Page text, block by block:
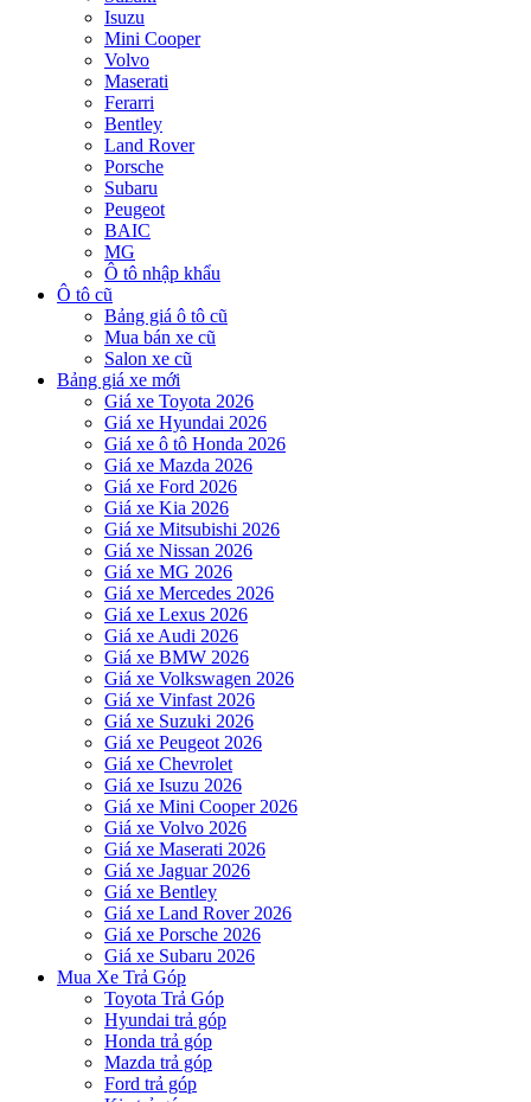
Isuzu
Mini Cooper
Volvo
Maserati
Ferarri
Bentley
Land Rover
Porsche
Subaru
Peugeot
BAIC
MG
Ô tô nhập khẩu
Ô tô cũ
Bảng giá ô tô cũ
Mua bán xe cũ
Salon xe cũ
Bảng giá xe mới
Giá xe Toyota 2026
Giá xe Hyundai 2026
Giá xe ô tô Honda 2026
Giá xe Mazda 2026
Giá xe Ford 2026
Giá xe Kia 2026
Giá xe Mitsubishi 2026
Giá xe Nissan 2026
Giá xe MG 2026
Giá xe Mercedes 2026
Giá xe Lexus 2026
Giá xe Audi 2026
Giá xe BMW 2026
Giá xe Volkswagen 2026
Giá xe Vinfast 2026
Giá xe Suzuki 2026
Giá xe Peugeot 2026
Giá xe Chevrolet
Giá xe Isuzu 2026
Giá xe Mini Cooper 2026
Giá xe Volvo 2026
Giá xe Maserati 2026
Giá xe Jaguar 2026
Giá xe Bentley
Giá xe Land Rover 2026
Giá xe Porsche 2026
Giá xe Subaru 2026
Mua Xe Trả Góp
Toyota Trả Góp
Hyundai trả góp
Honda trả góp
Mazda trả góp
Ford trả góp